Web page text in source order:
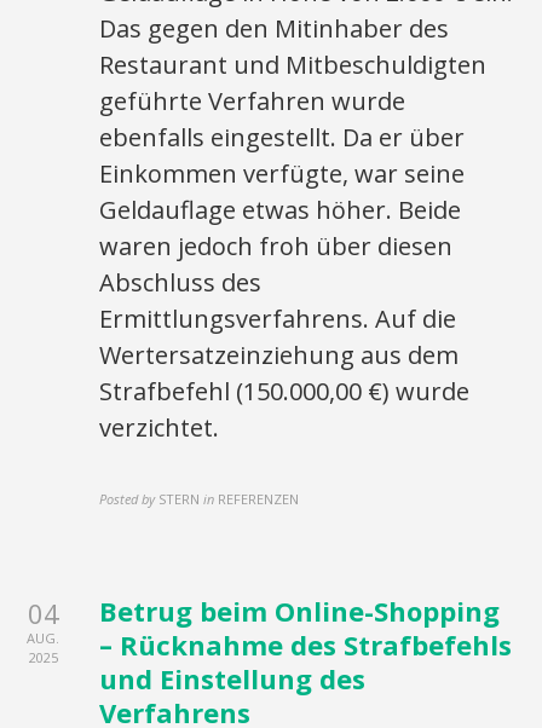
Das gegen den Mitinhaber des
Restaurant und Mitbeschuldigten
geführte Verfahren wurde
ebenfalls eingestellt. Da er über
Einkommen verfügte, war seine
Geldauflage etwas höher. Beide
waren jedoch froh über diesen
Abschluss des
Ermittlungsverfahrens. Auf die
Wertersatzeinziehung aus dem
Strafbefehl (150.000,00 €) wurde
verzichtet.
Posted by STERN in REFERENZEN
04
AUG.
2025
Betrug beim Online-Shopping
– Rücknahme des Strafbefehls
und Einstellung des
Verfahrens